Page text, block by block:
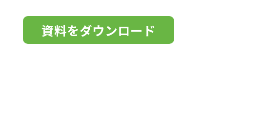
をご覧ください。
の
ィ